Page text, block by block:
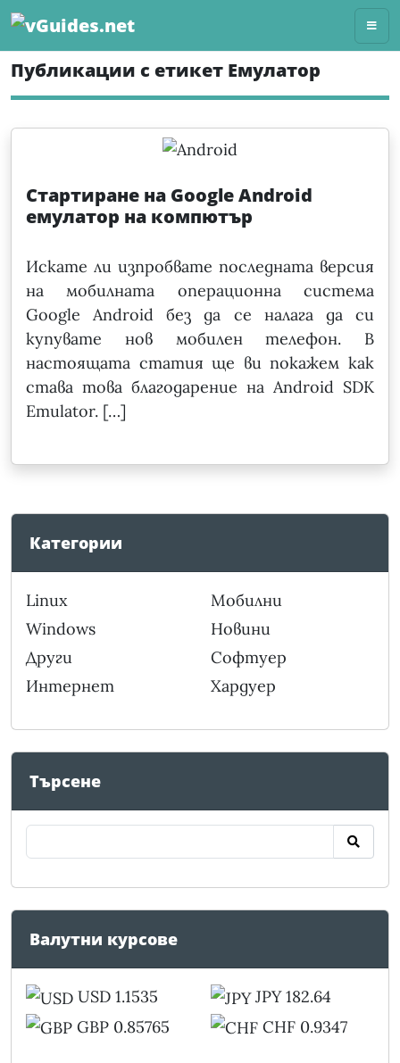
Skip
content
Публикации с етикет Емулатор
Стартиране на Google Android
емулатор на компютър
Искате ли изпробвате последната версия
на мобилната операционна система
Google Android без да се налага да си
купувате нов мобилен телефон. В
настоящата статия ще ви покажем как
става това благодарение на Android SDK
Emulator. […]
Категории
Linux
Windows
Други
Интернет
Мобилни
Новини
Софтуер
Хардуер
Търсене
Валутни курсове
USD 1.1535
GBP 0.85765
JPY 182.64
CHF 0.9347